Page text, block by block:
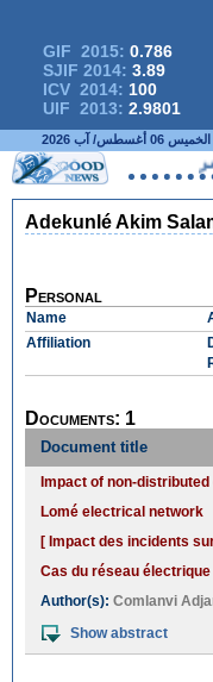
GIF 2015: 0.786
SJIF 2014: 3.89
ICV 2014: 100
UIF 2013: 2.9801
الخميس 06 أغسطس/ آب 2026
Adekunlé Akim
Personal
Name
Affiliation
Documents: 1
Document title
Impact of non-
Lomé electrical network
[ Impact des incidents
Cas du réseau électrique
Author(s): Comlanvi
Show abstract